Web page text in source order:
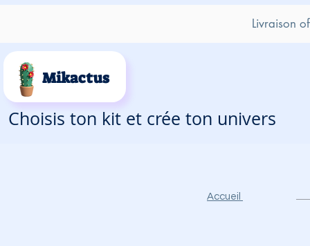
Livraison
Mikactus
Choisis ton kit et crée ton univers
Accueil